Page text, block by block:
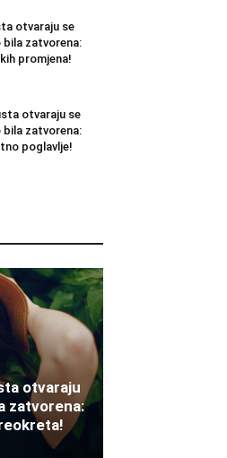
otvaraju se
zatvorena:
promjena!
otvaraju se
zatvorena:
poglavlje!
otvaraju
zatvorena: